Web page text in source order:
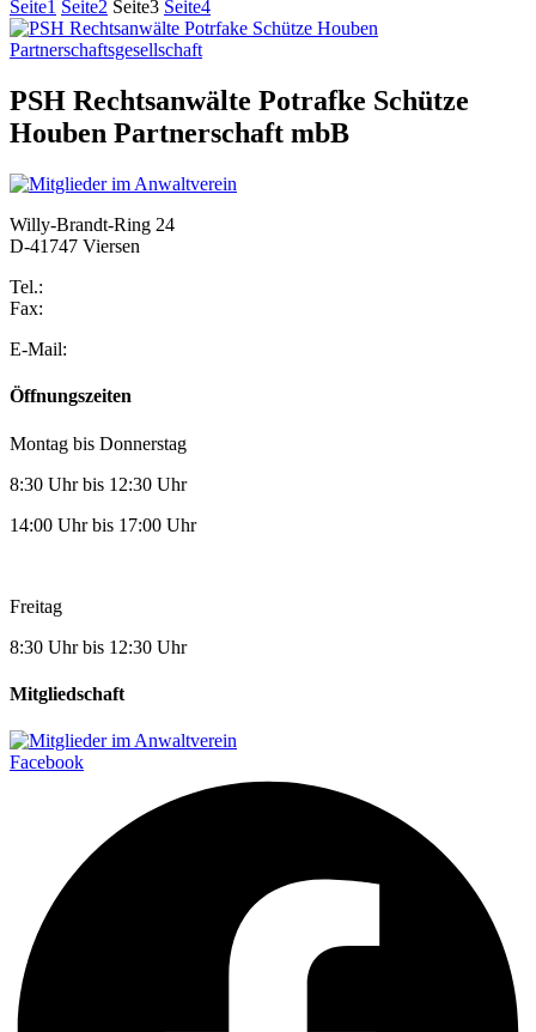
Seite1 Seite2 Seite3 Seite4
PSH Rechtsanwälte Potrafke Schütze
Houben Partnerschaft mbB
Willy-Brandt-Ring 24
D-41747 Viersen
Tel.:
Fax:
E-Mail:
Öffnungszeiten
Montag bis Donnerstag
8:30 Uhr bis 12:30 Uhr
14:00 Uhr bis 17:00 Uhr
Freitag
8:30 Uhr bis 12:30 Uhr
Mitgliedschaft
Facebook